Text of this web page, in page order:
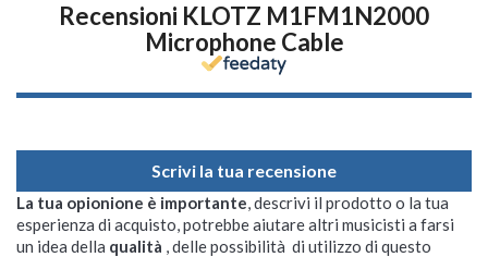
Recensioni KLOTZ M1FM1N2000
Microphone Cable
Scrivi la tua recensione
La tua opionione è importante, descrivi il prodotto o la tua
esperienza di acquisto, potrebbe aiutare altri musicisti a farsi
un idea della qualità , delle possibilità di utilizzo di questo